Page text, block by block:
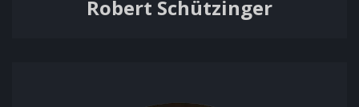
Robert Schützinger